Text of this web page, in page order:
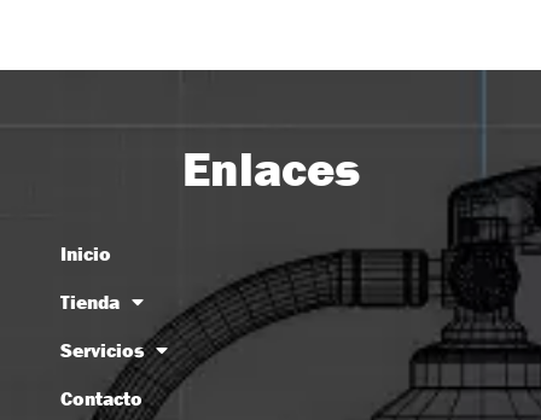
Enlaces
Inicio
Tienda
Servicios
Contacto